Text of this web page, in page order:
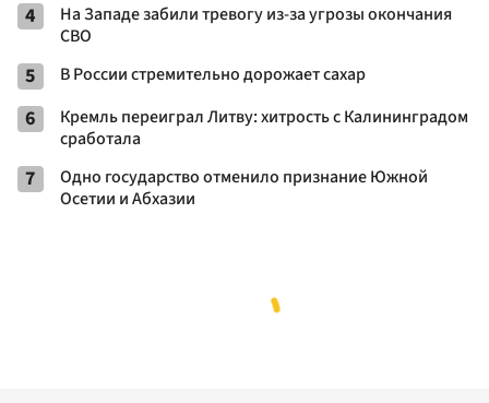
4
На Западе забили тревогу из-за угрозы окончания
СВО
5 В России стремительно дорожает сахар
6
Кремль переиграл Литву: хитрость с Калининградом
сработала
7
Одно государство отменило признание Южной
Осетии и Абхазии